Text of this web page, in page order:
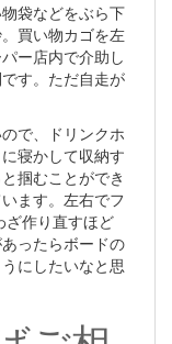
袋などをぶら下
買い物カゴを左
ー店内で介助し
す。ただ自走が
で、ドリンクホ
寝かして収納す
掴むことができ
ます。左右でフ
ざ作り直すほど
ったらボードの
にしたいなと思